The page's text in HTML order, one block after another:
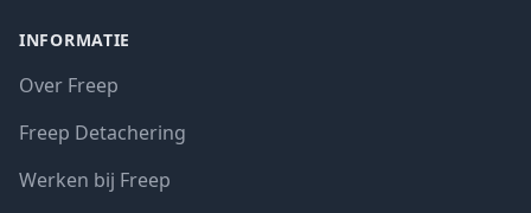
INFORMATIE
Over Freep
Freep Detachering
Werken bij Freep